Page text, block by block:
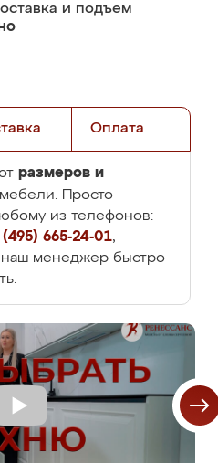
и подъем
Оплата
размеров и
Просто
из телефонов:
665-24-01,
наш менеджер быстро